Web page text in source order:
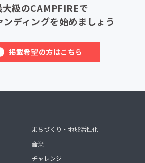
大級のCAMPFIREで
ディングを始めましょう
掲載希望の方はこちら
まちづくり・地域活性化
音楽
チャレンジ